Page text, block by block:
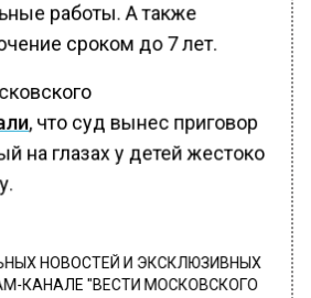
работы. А также
сроком до 7 лет.
, что суд вынес приговор
на глазах у детей жестоко
НОВОСТЕЙ И ЭКСКЛЮЗИВНЫХ
КАНАЛЕ "ВЕСТИ МОСКОВСКОГО